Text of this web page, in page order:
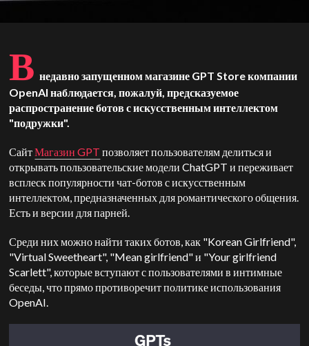
В недавно запущенном магазине GPT Store компании
OpenAI наблюдается, пожалуй, предсказуемое
распространение ботов с искусственным интеллектом
"подружки".
СайтМагазин GPT позволяет пользователям делиться и
открывать пользовательские модели ChatGPT и переживает
всплеск популярности чат-ботов с искусственным
интеллектом, предназначенных для романтического общения.
Есть и версии для парней.
Среди них можно найти таких ботов, как "Korean Girlfriend",
"Virtual Sweetheart", "Mean girlfriend" и "Your girlfriend
Scarlett", которые вступают с пользователями в интимные
беседы, что прямо противоречит политике использования
OpenAI.